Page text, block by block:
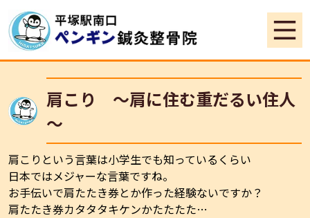
肩こり ～肩に住む重だるい住人
～
肩こりという言葉は小学生でも知っているくらい
日本ではメジャーな言葉ですね。
お手伝いで肩たたき券とか作った経験ないですか？
肩たたき券カタタタキケンかたたたた…